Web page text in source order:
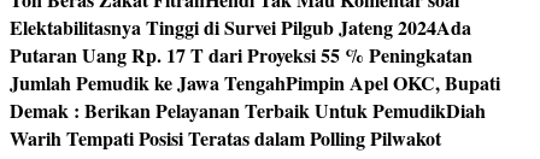
Elektabilitasnya Tinggi di Survei Pilgub Jateng 2024Ada
Putaran Uang Rp. 17 T dari Proyeksi 55 % Peningkatan
Jumlah Pemudik ke Jawa TengahPimpin Apel OKC, Bupati
Demak : Berikan Pelayanan Terbaik Untuk PemudikDiah
Warih Tempati Posisi Teratas dalam Polling Pilwakot